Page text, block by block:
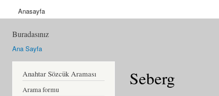
Anasayfa
Buradasınız
Ana Sayfa
Anahtar Sözcük Araması
Arama formu
Seberg